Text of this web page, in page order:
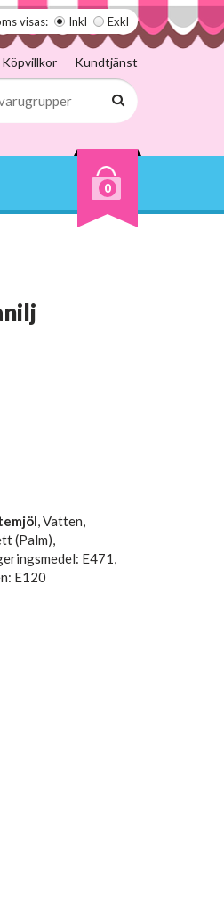
visas: Inkl Exkl
Köpvillkor Kundtjänst
0
, Vatten,
(Palm),
E471,
E120